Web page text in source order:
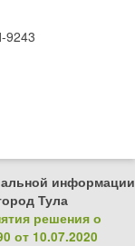
9243
информации
Тула
решения о
от 10.07.2020